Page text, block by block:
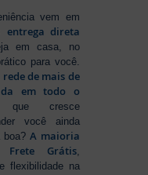
vem em
entrega direta
em casa, no
para você.
rede de mais de
em todo o
cresce
você ainda
boa?A maioria
Frete Grátis,
flexibilidade na